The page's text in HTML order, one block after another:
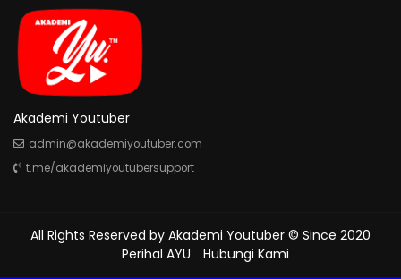
Akademi Youtuber
admin@akademiyoutuber.com
t.me/akademiyoutubersupport
All Rights Reserved by Akademi Youtuber © Since 2020
Perihal AYU
Hubungi Kami